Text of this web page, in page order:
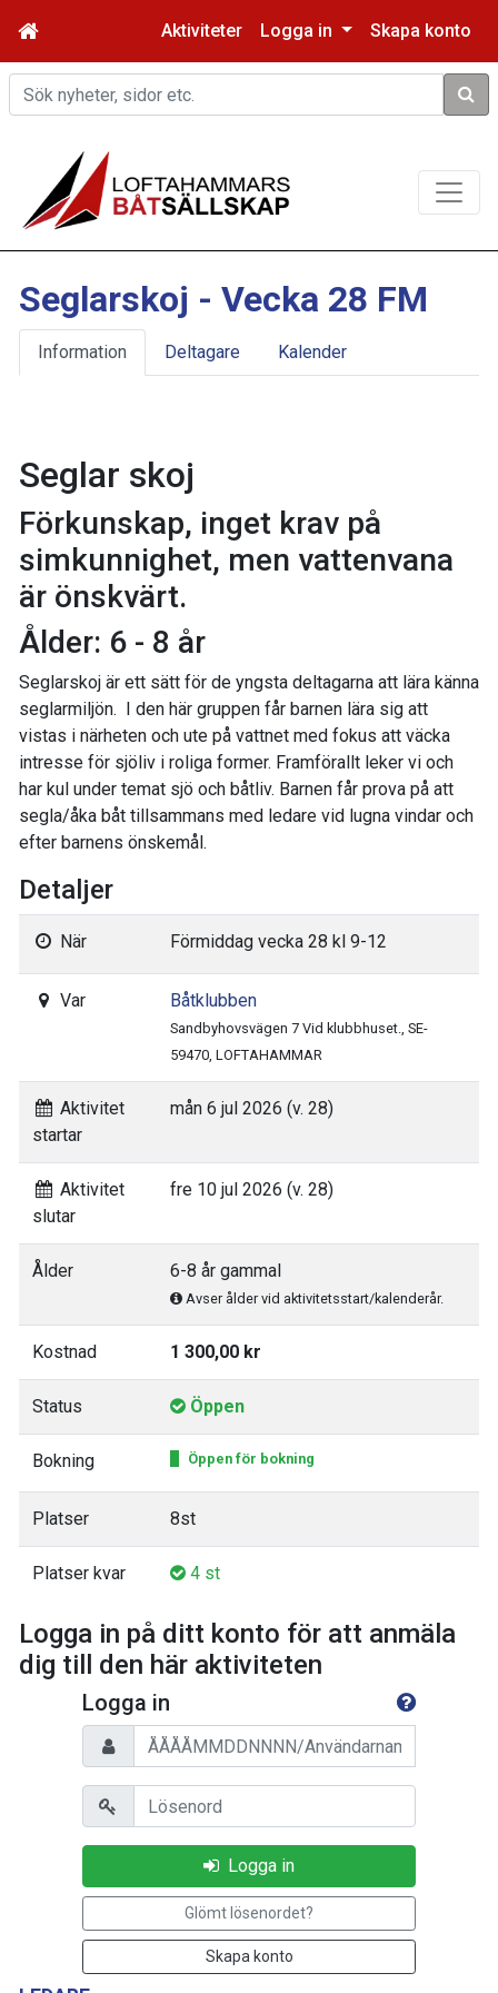
Aktiviteter Logga in Skapa konto
Sök
Seglarskoj - Vecka 28 FM
Information Deltagare Kalender
Seglar skoj
Förkunskap, inget krav på
simkunnighet, men vattenvana
är önskvärt.
Ålder: 6 - 8 år
Seglarskoj är ett sätt för de yngsta deltagarna att lära känna
seglarmiljön. I den här gruppen får barnen lära sig att
vistas i närheten och ute på vattnet med fokus att väcka
intresse för sjöliv i roliga former. Framförallt leker vi och
har kul under temat sjö och båtliv. Barnen får prova på att
segla/åka båt tillsammans med ledare vid lugna vindar och
efter barnens önskemål.
Detaljer
När Förmiddag vecka 28 kl 9-12
Var Båtklubben
Sandbyhovsvägen 7 Vid klubbhuset., SE-
59470, LOFTAHAMMAR
Aktivitet
startar
mån 6 jul 2026 (v. 28)
Aktivitet
slutar
fre 10 jul 2026 (v. 28)
Ålder 6-8 år gammal
Avser ålder vid aktivitetsstart/kalenderår.
Kostnad 1 300,00 kr
Status Öppen
Bokning Öppen för bokning
Platser 8st
Platser kvar 4 st
Logga in på ditt konto för att anmäla
dig till den här aktiviteten
Logga in
Personnummer/Användarnamn
Lösenord
Logga in
Glömt lösenordet?
Skapa konto